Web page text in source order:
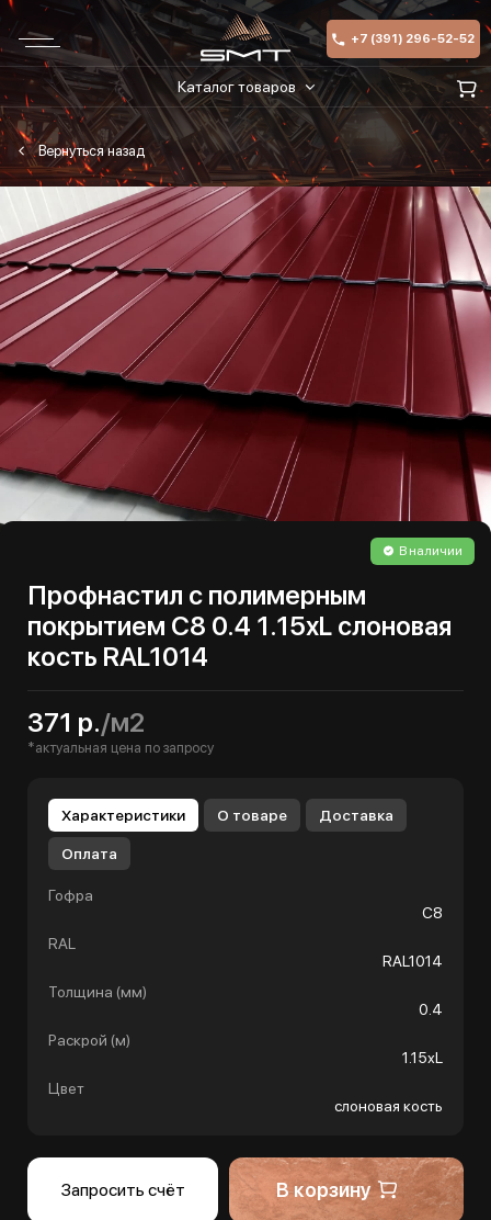
+7 (391) 296-52-52
Каталог товаров
В наличии
Профнастил с полимерным
покрытием С8 0.4 1.15хL слоновая
кость RAL1014
371 р./м2
*актуальная цена по запросу
Характеристики О товаре Доставка
Оплата
Гофра
С8
RAL
RAL1014
Толщина (мм)
0.4
Раскрой (м)
1.15хL
Цвет
слоновая кость
Запросить счёт В корзину